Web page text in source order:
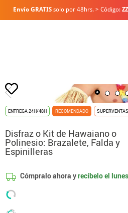
Envío GRATIS solo por 48hrs. > Código:
ENTREGA 24H/48H RECOMENDADO SUPERVENTAS
Disfraz o Kit de Hawaiano o
Polinesio: Brazalete, Falda y
Espinilleras
Cómpralo ahora yrecíbelo el lunes